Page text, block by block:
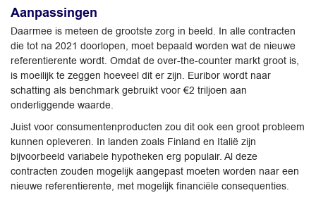
Aanpassingen
Daarmee is meteen de grootste zorg in beeld. In alle contracten
die tot na 2021 doorlopen, moet bepaald worden wat de nieuwe
referentierente wordt. Omdat de over-the-counter markt groot is,
is moeilijk te zeggen hoeveel dit er zijn. Euribor wordt naar
schatting als benchmark gebruikt voor €2 triljoen aan
onderliggende waarde.
Juist voor consumentenproducten zou dit ook een groot probleem
kunnen opleveren. In landen zoals Finland en Italië zijn
bijvoorbeeld variabele hypotheken erg populair. Al deze
contracten zouden mogelijk aangepast moeten worden naar een
nieuwe referentierente, met mogelijk financiële consequenties.